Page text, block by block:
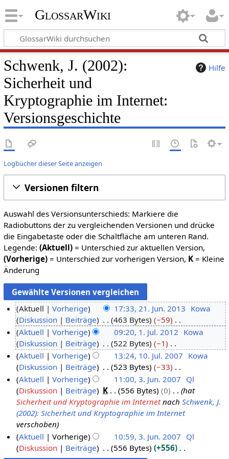
GlossarWiki
Hilfe
Schwenk, J. (2002):
Sicherheit und
Kryptographie im Internet:
Versionsgeschichte
Logbücher dieser Seite anzeigen
Versionen filtern
Auswahl des Versionsunterschieds: Markiere die
Radiobuttons der zu vergleichenden Versionen und drücke
die Eingabetaste oder die Schaltfläche am unteren Rand.
Legende: (Aktuell)= Unterschied zur aktuellen Version,
(Vorherige)= Unterschied zur vorherigen Version, K= Kleine
Änderung
1
J
n
3
Aktuell Vorherige 17:33, 21. Jun. 2013 Kowa
Diskussion
Beiträge 463 Bytes
−59
K
e
i
n
e
B
e
a
r
b
e
i
u
1
Aktuell Vorherige 09:20, 1. Jul. 2012 Kowa
Diskussion
Beiträge 522 Bytes
−1
K
e
i
n
e
B
e
a
r
b
0
Aktuell Vorherige 13:24, 10. Jul. 2007 Kowa
Diskussion
Beiträge 523 Bytes
−33
K
e
i
n
e
B
e
a
n
Aktuell Vorherige 11:00, 3. Jun. 2007 Ql
Diskussion
Beiträge K 556 Bytes 0
hat
Sicherheit und Kryptographie im InternetnachSchwenk, J.
(2002): Sicherheit und Kryptographie im Internet
verschoben
Aktuell
Vorherige 10:59, 3. Jun. 2007 Ql
Diskussion
Beiträge 556 Bytes
+556